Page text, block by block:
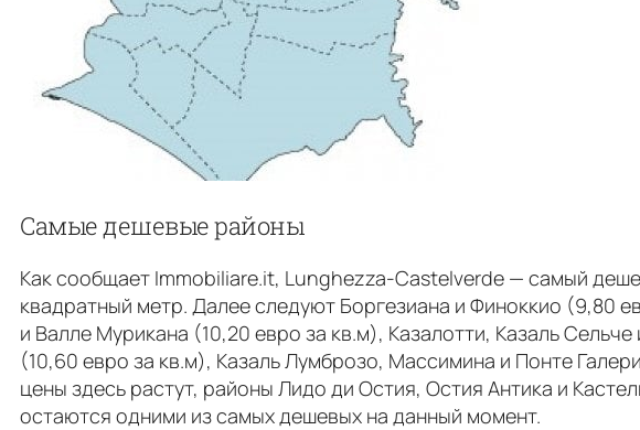
Самые дешевые районы
Как сообщает Immobiliare.it, Lunghezza-Castelverde — самый
квадратный метр. Далее следуют Боргезиана и Финоккио (9,80
и Валле Мурикана (10,20 евро за кв.м), Казалотти, Казаль
(10,60 евро за кв.м), Казаль Лумброзо, Массиминa и Понте
цены здесь растут, районы Лидо ди Остия, Остия Антика и
остаются одними из самых дешевых на данный момент.